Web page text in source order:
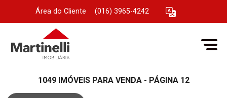
Área do Cliente (016) 3965-4242
1049 IMÓVEIS PARA VENDA - PÁGINA 12